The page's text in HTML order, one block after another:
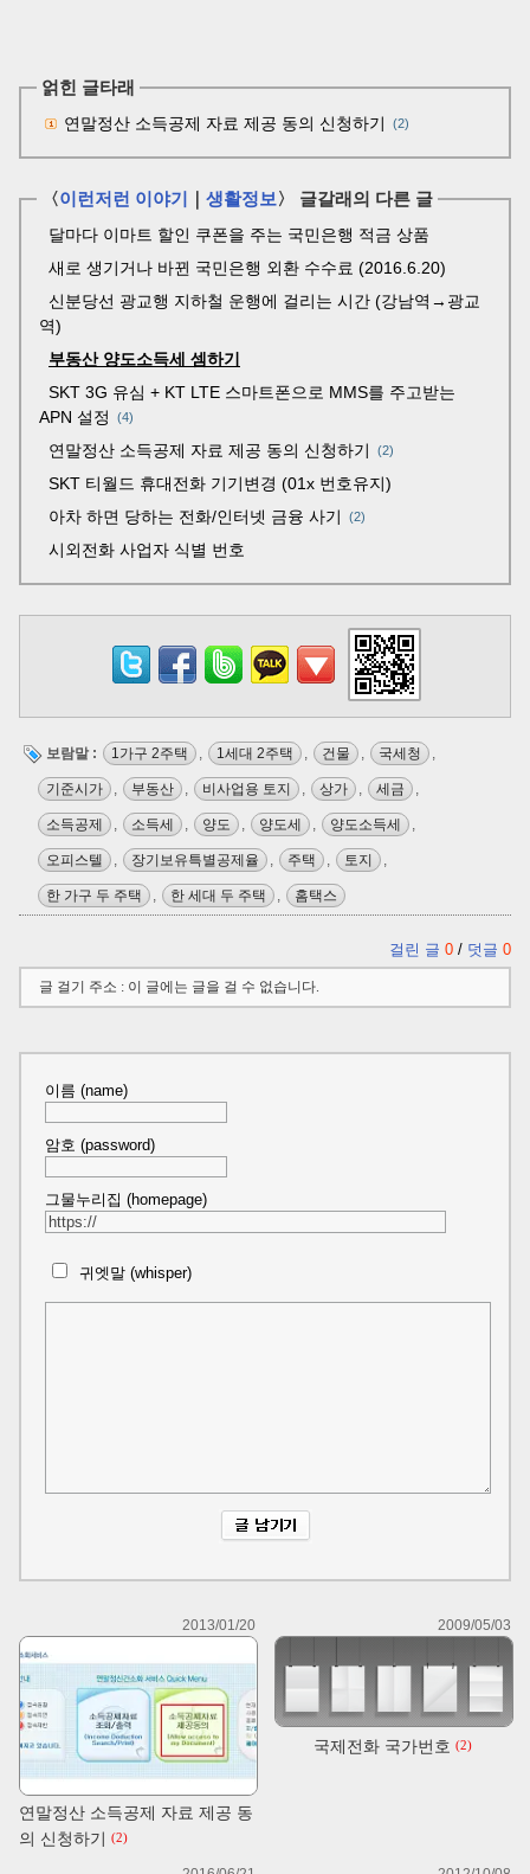
얽힌 글타래
연말정산 소득공제 자료 제공 동의 신청하기 (2)
〈이런저런 이야기 생활정보 〉 글갈래의 다른 글
달마다 이마트 할인 쿠폰을 주는 국민은행 적금 상품
새로 생기거나 바뀐 국민은행 외환 수수료 (2016.6.20)
신분당선 광교행 지하철 운행에 걸리는 시간 (강남역→광교
역)
부동산 양도소득세 셈하기
SKT 3G 유심 + KT LTE 스마트폰으로 MMS를 주고받는
APN 설정
4
연말정산 소득공제 자료 제공 동의 신청하기 2
SKT 티월드 휴대전화 기기변경 (01x 번호유지)
아차 하면 당하는 전화/인터넷 금융 사기
2
시외전화 사업자 식별 번호
보람말 : 1가구 2주택 , 1세대 2주택 , 건물 , 국세청 ,
기준시가 , 부동산 , 비사업용 토지 , 상가 , 세금 ,
소득공제 , 소득세 , 양도 , 양도세 , 양도소득세 ,
오피스텔 , 장기보유특별공제율 , 주택 , 토지 ,
한 가구 두 주택 , 한 세대 두 주택 , 홈택스
걸린 글 0 / 덧글 0
글 걸기 주소 : 이 글에는 글을 걸 수 없습니다.
이름 (name)
암호 (password)
그물누리집 (homepage)
귀엣말 (whisper)
2013/01/20
연말정산 소득공제 자료 제공 동
의 신청하기(2)
2009/05/03
국제전화 국가번호(2)